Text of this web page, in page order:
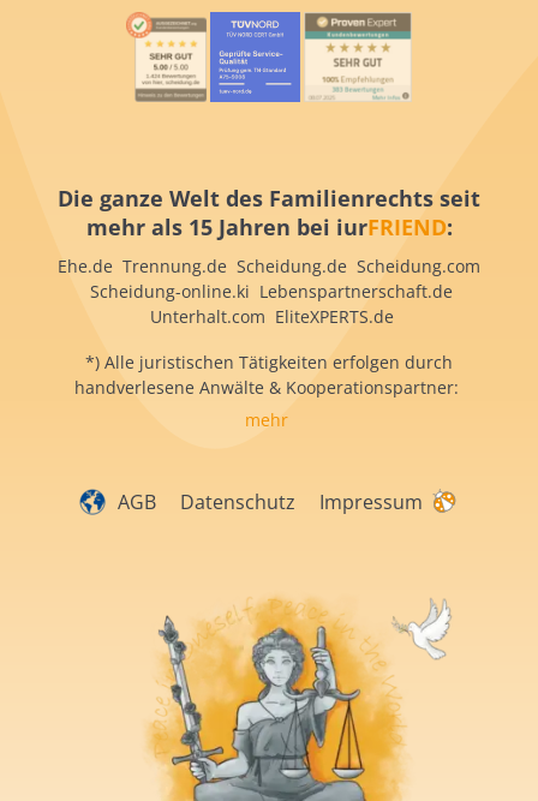
Die ganze Welt des Familienrechts seit
mehr als 15 Jahren bei iurFRIEND:
Ehe.de Trennung.de Scheidung.de Scheidung.com
Scheidung-online.ki Lebenspartnerschaft.de
Unterhalt.com EliteXPERTS.de
*) Alle juristischen Tätigkeiten erfolgen durch
handverlesene Anwälte & Kooperationspartner:
mehr
AGB Datenschutz Impressum